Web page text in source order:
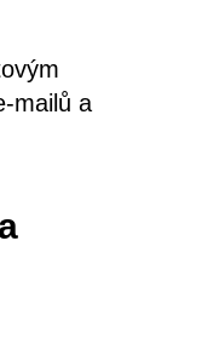
mailů a